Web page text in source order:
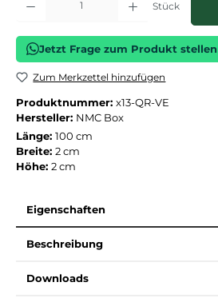
Stück
Jetzt Frage zum Produkt stellen
Zum Merkzettel hinzufügen
Produktnummer: x13-QR-VE
Hersteller: NMC Box
Länge: 100 cm
Breite: 2 cm
Höhe: 2 cm
Eigenschaften
Beschreibung
Downloads